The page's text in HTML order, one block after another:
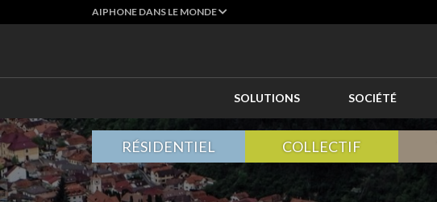
AIPHONE DANS LE MONDE
SOLUTIONS SOCIÉTÉ
RÉSIDENTIEL COLLECTIF